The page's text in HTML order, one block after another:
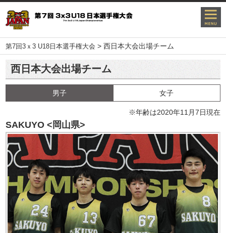
第7回3ｘ3 U18日本選手権大会 >西日本大会出場チーム
西日本大会出場チーム
男子 女子
※年齢は2020年11月7日現在
SAKUYO <岡山県>